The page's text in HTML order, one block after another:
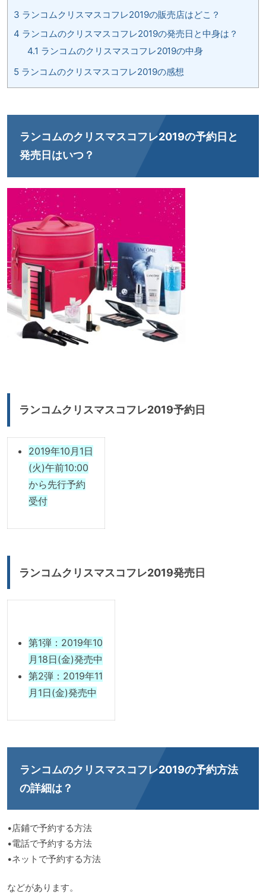
3 ランコムクリスマスコフレ2019の販売店はどこ？
4 ランコムのクリスマスコフレ2019の発売日と中身は？
4.1 ランコムのクリスマスコフレ2019の中身
5ランコムのクリスマスコフレ2019の感想
ランコムのクリスマスコフレ2019の予約日と
発売日はいつ？
ランコムクリスマスコフレ2019予約日
2019年10月1日
(火)午前10:00
から先行予約
受付
ランコムクリスマスコフレ2019発売日
第1弾：2019年10
月18日(金)発売中
第2弾：2019年11
月1日(金)発売中
ランコムのクリスマスコフレ2019の予約方法
の詳細は？
•店鋪で予約する方法
•電話で予約する方法
•ネットで予約する方法
などがあります。